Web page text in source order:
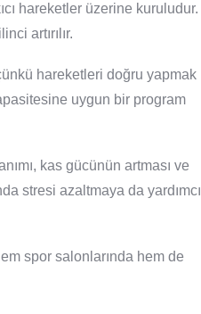
hareketler üzerine kuruludur.
artırılır.
hareketleri doğru yapmak
uygun bir program
kas gücünün artması ve
stresi azaltmaya da yardımcı
spor salonlarında hem de